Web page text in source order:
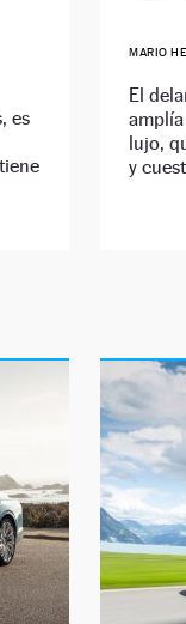
es
MARIO
El
lujo,
y